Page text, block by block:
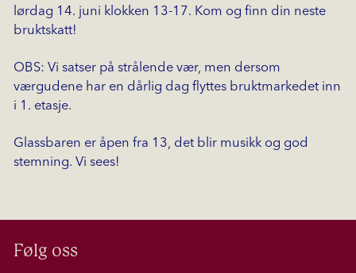
lørdag 14. juni klokken 13-17. Kom og finn din neste
bruktskatt!
OBS: Vi satser på strålende vær, men dersom
værgudene har en dårlig dag flyttes bruktmarkedet inn
i 1. etasje.
Glassbaren er åpen fra 13, det blir musikk og god
stemning. Vi sees!
Følg oss